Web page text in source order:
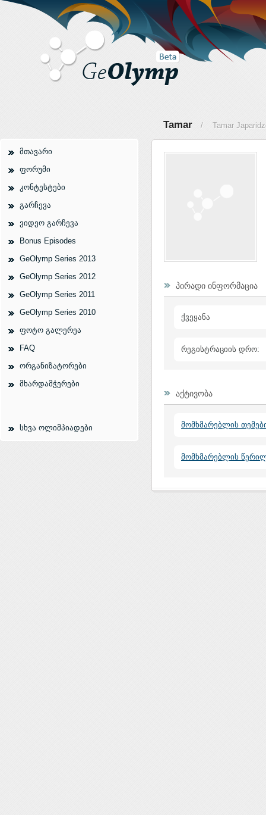
მთავარი
ფორუმი
კონტესტები
გარჩევა
ვიდეო გარჩევა
Bonus Episodes
GeOlymp Series 2013
GeOlymp Series 2012
GeOlymp Series 2011
GeOlymp Series 2010
ფოტო გალერეა
FAQ
ორგანიზატორები
მხარდამჭერები
სხვა ოლიმპიადები
Tamar / Tamar
პირადი ინფორმაცია
ქვეყანა
რეგისტრაციის დრო:
აქტივობა
მომხმარებლის
მომხმარებლის